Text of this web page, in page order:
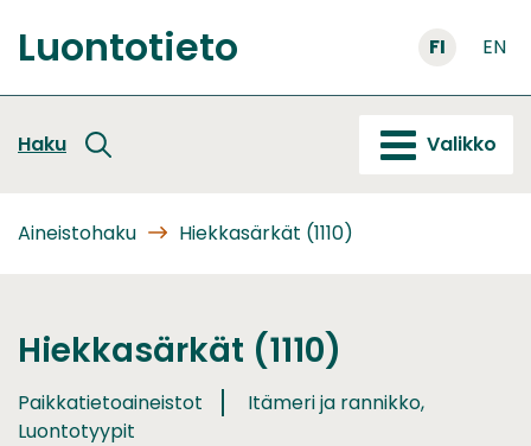
sisältöön
Etusivu
Luontotieto FI EN
Haku Valikko
Aineistohaku Hiekkasärkät (1110)
Hiekkasärkät (1110)
Paikkatietoaineistot
Itämeri ja rannikko,
Luontotyypit